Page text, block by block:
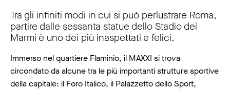
Tra gli infiniti modi in cui si può perlustrare Roma,
partire dalle sessanta statue dello Stadio dei
Marmi è uno dei più inaspettati e felici.
Immerso nel quartiere Flaminio, il MAXXI si trova
circondato da alcune tra le più importanti strutture sportive
della capitale: il Foro Italico, il Palazzetto dello Sport,